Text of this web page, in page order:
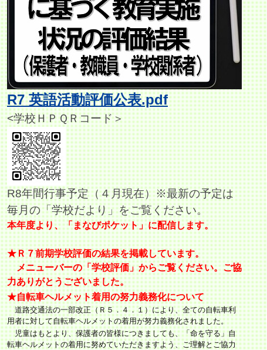
R7 英語活動評価公表.pdf
<学校ＨＰＱＲコード＞
R8年間行事予定（４月現在）※最新の予定は
毎月の「学校だより」をご覧ください。
本年度より、「まなびポケット」に配信します。
★Ｒ７前期学校評価の結果を掲載しています。
メニューバーの「学校評価」からご覧ください。 ご協
力ありがとうございました。
★自転車ヘルメット着用の努力義務化について
道路交通法の一部改正（Ｒ５．４．１）により、全ての自転車利
用者に対して自転車ヘルメットの着用が努力義務化されました。
児童はもとより、保護者の皆様につきましても、「命を守る」自
転車ヘルメットの着用に努めていただきますよう、ご理解とご協力